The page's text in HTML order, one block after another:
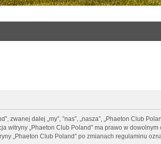
zwanej dalej „my”, ”nas”, „nasza”, „Phaeton Club
witryny „Phaeton Club Poland” ma prawo w
„Phaeton Club Poland” po zmianach regulaminu